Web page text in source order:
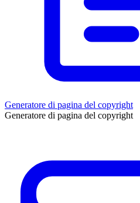
Generatore di pagina del copyright
Generatore di pagina del copyright